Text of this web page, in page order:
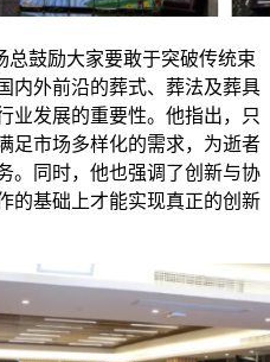
鼓励大家要敢于突破传统束
内外前沿的葬式、葬法及葬具
业发展的重要性。他指出，只
足市场多样化的需求，为逝者
。同时，他也强调了创新与协
的基础上才能实现真正的创新